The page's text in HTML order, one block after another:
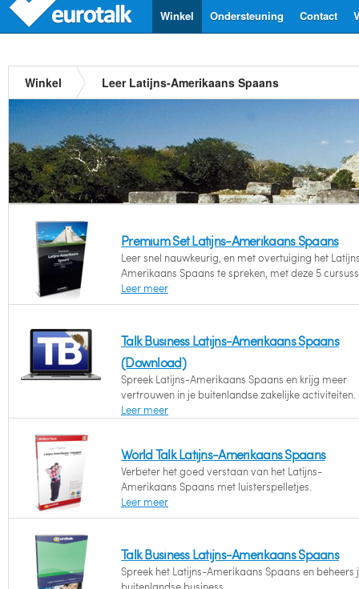
Contact
Ondersteuning
Winkel
Winkel Leer Latijns-Amerikaans Spaans
Premium Set Latijns-Amerikaans Spaans
Leer snel nauwkeurig, en met overtuiging het
Amerikaans Spaans te spreken, met deze 5
Leer meer
Talk Business Latijns-Amerikaans Spaans
(Download)
Spreek Latijns-Amerikaans Spaans en krijg meer
vertrouwen in je buitenlandse zakelijke activiteiten.
Leer meer
World Talk Latijns-Amerikaans Spaans
Verbeter het goed verstaan van het Latijns-
Amerikaans Spaans met luisterspelletjes.
Leer meer
Talk Business Latijns-Amerikaans Spaans
Spreek het Latijns-Amerikaans Spaans en beheers